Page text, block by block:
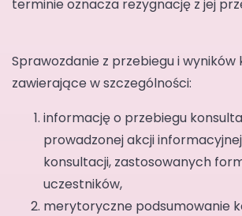
terminie oznacza rezygnację z jej
Sprawozdanie z przebiegu i wyników
zawierające w szczególności:
informację o przebiegu
prowadzonej akcji
konsultacji, zastosowanych
uczestników,
merytoryczne podsumowanie